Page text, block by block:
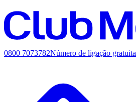
0800 7073782Número de ligação gratuita